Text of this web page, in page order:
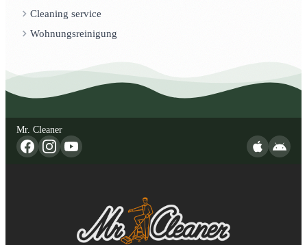
Cleaning service
Wohnungsreinigung
Mr. Cleaner